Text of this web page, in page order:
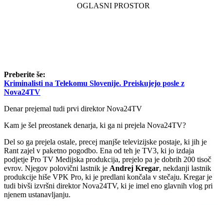
Preberite še:
Kriminalisti na Telekomu Slovenije. Preiskujejo posle z
Nova24TV
Denar prejemal tudi prvi direktor Nova24TV
Kam je šel preostanek denarja, ki ga ni prejela Nova24TV?
Del so ga prejela ostale, precej manjše televizijske postaje, ki jih je
Rant zajel v paketno pogodbo. Ena od teh je TV3, ki jo izdaja
podjetje Pro TV Medijska produkcija, prejelo pa je dobrih 200 tisoč
evrov. Njegov polovični lastnik je Andrej Kregar, nekdanji lastnik
produkcije hiše VPK Pro, ki je predlani končala v stečaju. Kregar je
tudi bivši izvršni direktor Nova24TV, ki je imel eno glavnih vlog pri
njenem ustanavljanju.